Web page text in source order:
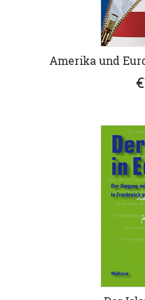
Amerika und